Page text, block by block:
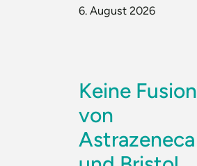
6. August 2026
Keine Fusion
von
Astrazeneca